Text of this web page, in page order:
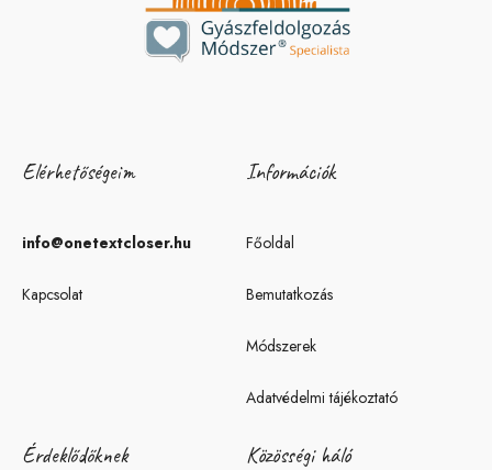
Elérhetőségeim
info@onetextcloser.hu
Kapcsolat
Információk
Főoldal
Bemutatkozás
Módszerek
Adatvédelmi tájékoztató
Érdeklődőknek Közösségi háló